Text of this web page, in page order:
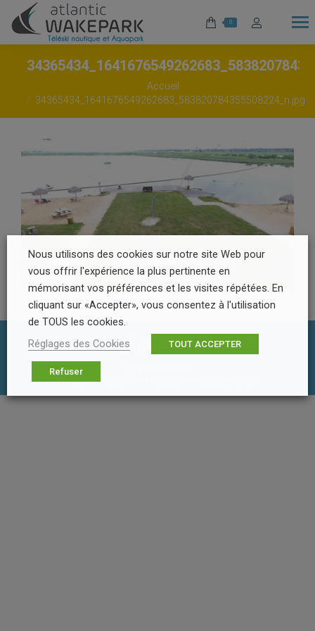
0
Accueil
34365434_1641676549262683_583820784355508224_n.jpg
© Atlantic Wake Park | Réalisation
Nous utilisons des cookies sur notre site Web pour
vous offrir l'expérience la plus pertinente en
mémorisant vos préférences et les visites répétées. En
cliquant sur «Accepter», vous consentez à l'utilisation
de TOUS les cookies.
Réglages des Cookies
TOUT ACCEPTER
Refuser